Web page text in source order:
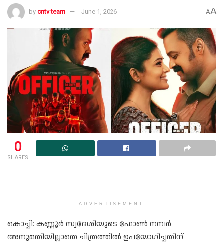
by cntv team June 1, 2026 AA
0
SHARES
ADVERTISEMENT
കൊച്ചി: കണ്ണൂർ സ്വദേശിയുടെ ഫോൺ നമ്പർ
അനുമതിയില്ലാതെ ചിത്രത്തിൽ ഉപയോഗിച്ചതിന്